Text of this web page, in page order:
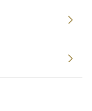
ものを、袋に入